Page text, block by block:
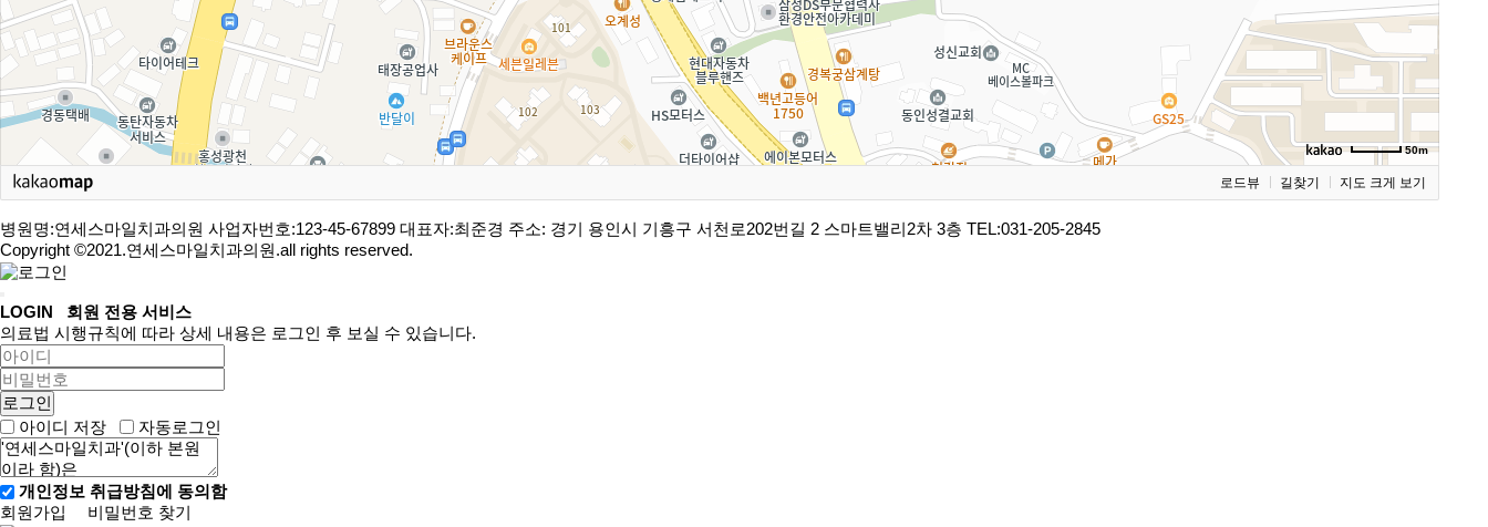
50m
로드뷰 길찾기 지도 크게 보기
병원명:연세스마일치과의원 사업자번호:123-45-67899 대표자:최준경 주소: 경기 용인시 기흥구 서천로202번길 2 스마트밸리2차 3층 TEL:031-205-2845
Copyright ©2021.연세스마일치과의원.all rights reserved.
LOGIN 회원 전용 서비스
의료법 시행규칙에 따라 상세 내용은 로그인 후 보실 수 있습니다.
아이디 저장 자동로그인
개인정보 취급방침에 동의함
회원가입
비밀번호 찾기